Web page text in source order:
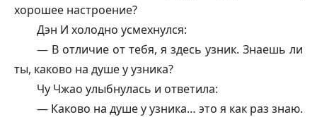
хорошее настроение?
Дэн И холодно усмехнулся:
— В отличие от тебя, я здесь узник. Знаешь ли
ты, каково на душе у узника?
Чу Чжао улыбнулась и ответила:
— Каково на душе у узника… это я как раз знаю.